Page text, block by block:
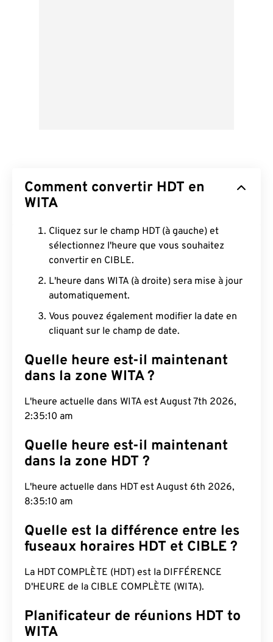
Comment convertir HDT en
WITA
Cliquez sur le champ HDT (à gauche) et
sélectionnez l'heure que vous souhaitez
convertir en CIBLE.
L'heure dans WITA (à droite) sera mise à jour
automatiquement.
Vous pouvez également modifier la date en
cliquant sur le champ de date.
Quelle heure est-il maintenant
dans la zone WITA ?
L'heure actuelle dans WITA est August 7th 2026,
2:35:11 am
Quelle heure est-il maintenant
dans la zone HDT ?
L'heure actuelle dans HDT est August 6th 2026,
8:35:11 am
Quelle est la différence entre les
fuseaux horaires HDT et CIBLE ?
La HDT COMPLÈTE (HDT) est la DIFFÉRENCE
D'HEURE de la CIBLE COMPLÈTE (WITA).
Planificateur de réunions HDT to
WITA